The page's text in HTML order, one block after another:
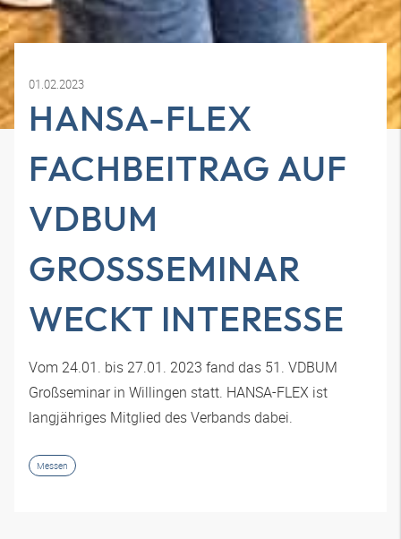
01.02.2023
HANSA-FLEX
FACHBEITRAG AUF
VDBUM
GROSSSEMINAR W
ECKT INTERESSE
Vom 24.01. bis 27.01. 2023 fand das 51. VDBUM
Großseminar in Willingen statt. HANSA-FLEX ist
langjähriges Mitglied des Verbands dabei.
Messen